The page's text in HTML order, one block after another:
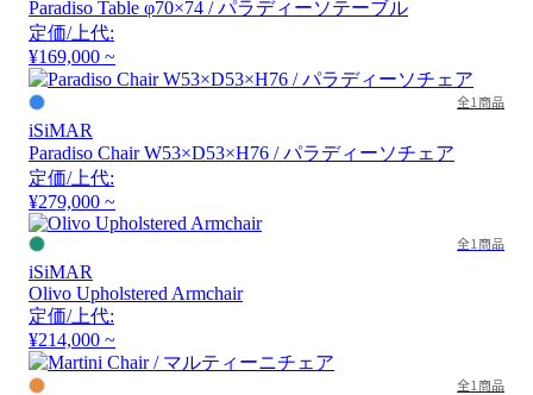
Paradiso Table φ70×74 / パラディーソテーブル
定価/上代:
¥169,000 ~
全1商品
iSiMAR
Paradiso Chair W53×D53×H76 / パラディーソチェア
定価/上代:
¥279,000 ~
全1商品
iSiMAR
Olivo Upholstered Armchair
定価/上代:
¥214,000 ~
全1商品